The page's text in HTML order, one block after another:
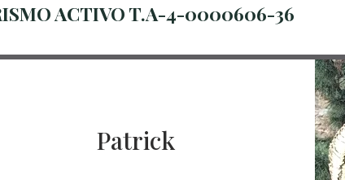
ACTIVO T.A-4-0000606-36
Patrick